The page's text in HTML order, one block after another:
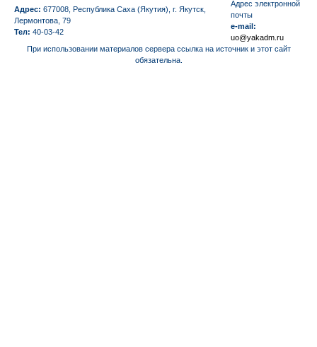
Адрес: 677008, Республика Саха (Якутия), г. Якутск,
Лермонтова, 79
Тел: 40-03-42
Aдрес электронной
почты
e-mail:
uo@yakadm.ru
При использовании материалов сервера ссылка на источник и этот сайт
обязательна.